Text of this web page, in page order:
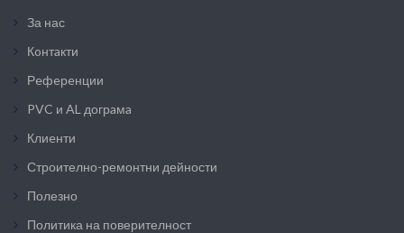
За нас
Кoнтaкти
Рeфeрeнции
PVC и AL догрaмa
Клиeнти
Строително-ремонтни дейности
Полезно
Политика на поверителност